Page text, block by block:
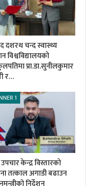
दशरथ चन्द स्वास्थ्य
विश्वविद्यालयको
प्रा.डा.सुनीलकुमार
र…
1
उपचार केन्द्र विस्तारको
तत्काल अगाडी बढाउन